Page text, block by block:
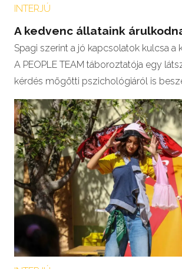
INTERJÚ
A kedvenc állataink
Spagi szerint a jó kapcsolatok kulcsa a
A PEOPLE TEAM táboroztatója egy
kérdés mögötti pszichológiáról is